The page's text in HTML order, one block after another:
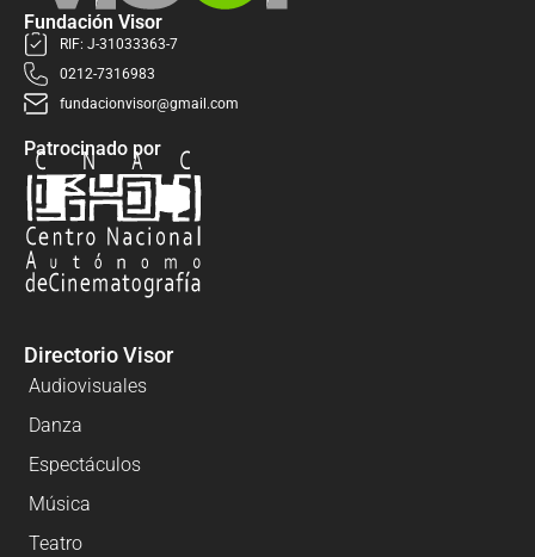
Fundación Visor
RIF: J-31033363-7
0212-7316983
fundacionvisor@gmail.com
Patrocinado por
Directorio Visor
Audiovisuales
Danza
Espectáculos
Música
Teatro